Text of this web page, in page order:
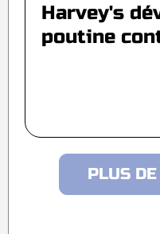
Harvey's
poutine
PLUS